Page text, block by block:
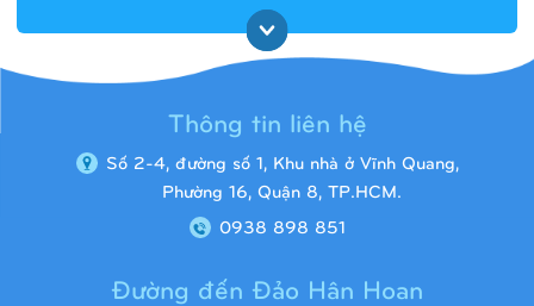
Thông tin liên hệ
Số 2-4, đường số 1, Khu nhà ở Vĩnh Quang,
Phường 16, Quận 8, TP.HCM.
0938 898 851
Đường đến Đảo Hân Hoan